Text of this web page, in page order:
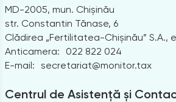
MD-2005, mun. Chișinău
str. Constantin Tănase, 6
Clădirea „Fertilitatea-Chișinău” S.A.,
Anticamera:
022 822 024
E-mail: secretariat@monitor.tax
Centrul de Asistență și